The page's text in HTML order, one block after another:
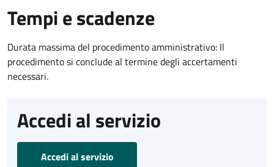
Tempi e scadenze
Durata massima del procedimento amministrativo: Il
procedimento si conclude al termine degli accertamenti
necessari.
Accedi al servizio
Accedi al servizio